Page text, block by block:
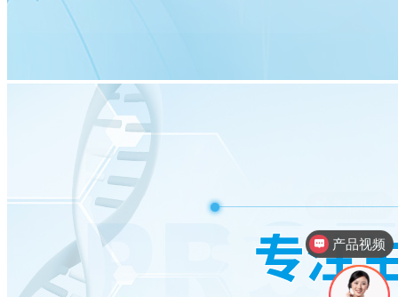
产品参数
产品视频